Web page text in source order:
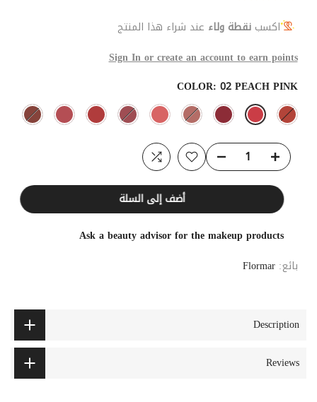
اكسبنقطة ولاء عند شراء هذا المنتج
Sign In or create an account to earn points
COLOR: 02 PEACH PINK
أضف إلى السلة
Ask a beauty advisor for the makeup products
بائع:Flormar
Description
Reviews